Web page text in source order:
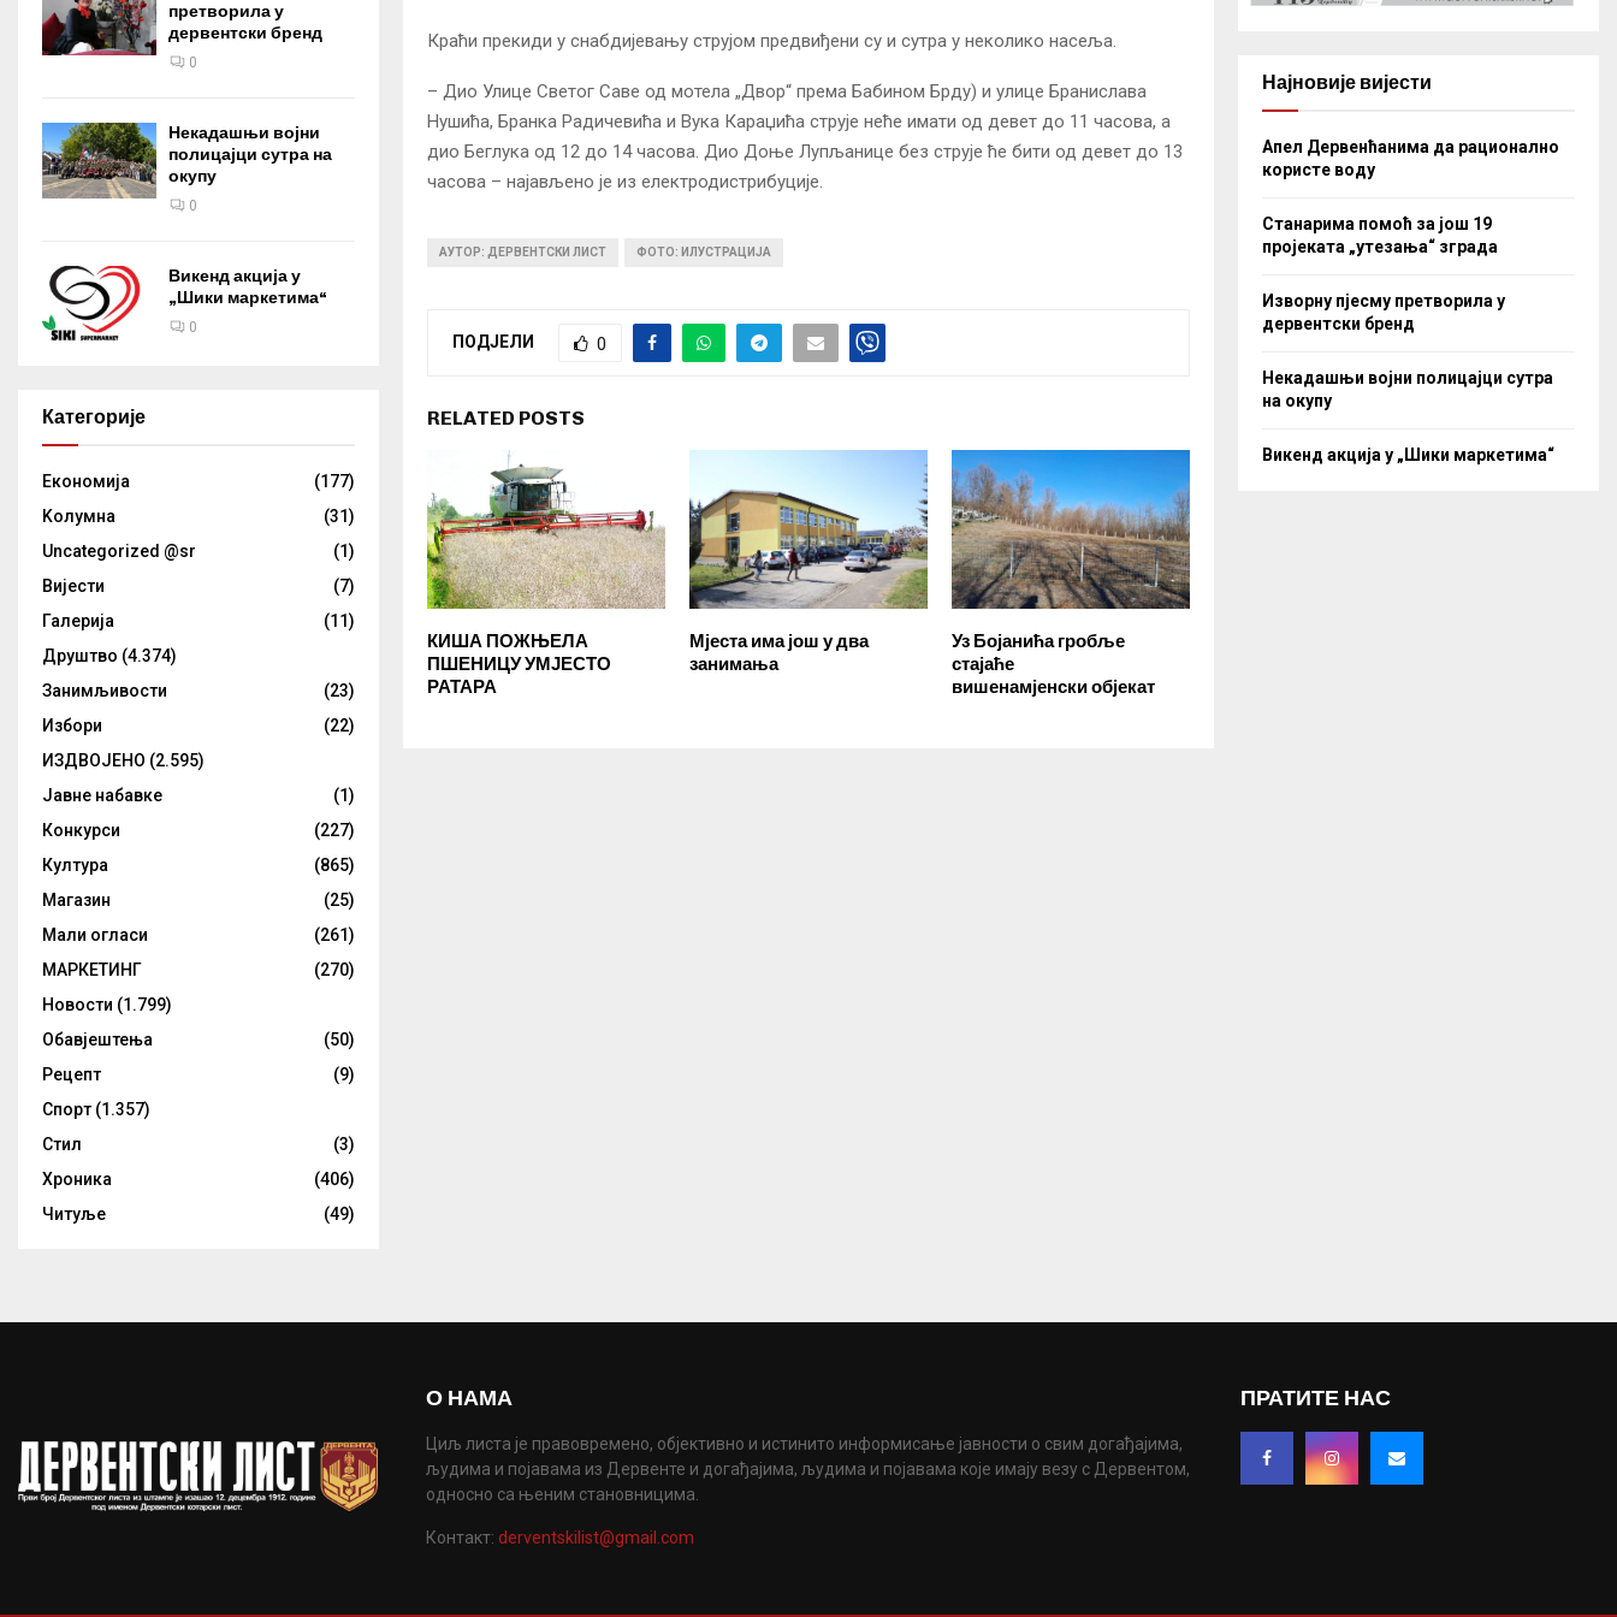
Краћи прекиди у снабдијевању струјом предвиђени су и сутра у неколико насеља.
– Дио Улице Светог Саве од мотела „Двор“ према Бабином Брду) и улице Бранислава
Нушића, Бранка Радичевића и Вука Караџића струје неће имати од девет до 11 часова, а
дио Беглука од 12 до 14 часова. Дио Доње Лупљанице без струје ће бити од девет до 13
часова – најављено је из електродистрибуције.
АУТОР: ДЕРВЕНТСКИ ЛИСТ ФОТО: ИЛУСТРАЦИЈА
ПОДЈЕЛИ 0
RELATED POSTS
КИША ПОЖЊЕЛА
ПШЕНИЦУ УМЈЕСТО
РАТАРА
Мјеста има још у два
занимања
Уз Бојанића гробље
стајаће
вишенамјенски објекат
претворила у
дервентски бренд
0
Некадашњи војни
полицајци сутра на
окупу
0
Викенд акција у
„Шики маркетима“
0
Категорије
Eкономија
(177)
Kолумнa
(31)
Uncategorized @sr
(1)
Вијести
(7)
Галерија
(11)
Друштво (4.374)
Занимљивости
(23)
Избори
(22)
ИЗДВОЈЕНО (2.595)
Јавне набавке
(1)
Конкурси
(227)
Култура
(865)
Магазин
(25)
Мали огласи
(261)
МАРКЕТИНГ
(270)
Новости (1.799)
Обавјештења
(50)
Рецепт
(9)
Спорт (1.357)
Стил
(3)
Хроника
(406)
Читуље
(49)
Најновије вијести
Апел Дервенћанима да рационално
користе воду
Станарима помоћ за још 19
пројеката „утезања“ зграда
Изворну пјесму претворила у
дервентски бренд
Некадашњи војни полицајци сутра
на окупу
Викенд акција у „Шики маркетима“
О НАМА
Циљ листа је правовремено, објективно и истинито информисање јавности о свим догађајима,
људима и појавама из Дервенте и догађајима, људима и појавама које имају везу с Дервентом,
односно са њеним становницима.
Контакт: derventskilist@gmail.com
ПРАТИТЕ НАС